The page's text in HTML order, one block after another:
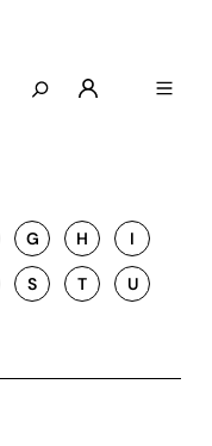
G H I
S T U